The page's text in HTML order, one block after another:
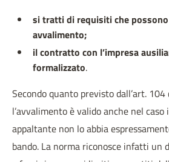
si tratti di requisiti che
avvalimento;
il contratto con l’impresa
formalizzato.
Secondo quanto previsto dall’art.
l’avvalimento è valido anche nel
appaltante non lo abbia
bando. La norma riconosce infatti un